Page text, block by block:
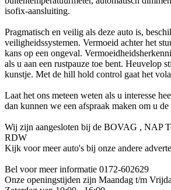
isofix-aansluiting.
Pragmatisch en veilig als deze auto is,
veiligheidssystemen. Vermoeid achter het
kans op een ongeval.
als u aan een rustpauze toe bent. Heuvelop
kunstje. Met de hill hold control gaat het
Laat het ons meteen weten als u interesse
dan kunnen we een afspraak maken om u de
Wij zijn aangesloten bij de BOVAG , NAP
RDW
Kijk voor meer auto's bij onze andere
Bel voor meer informatie 0172-602629
Onze openingstijden zijn Maandag t/m